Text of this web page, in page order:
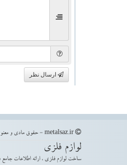
ارسال نظر
لوازم فلزی
ساخت لوازم فلزی ، ارائه اطلاعات